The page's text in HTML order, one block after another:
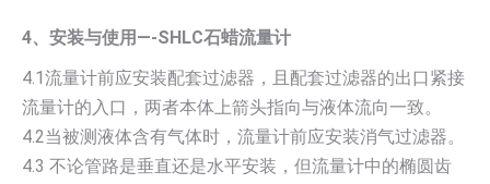
4、安装与使用—-SHLC石蜡流量计
4.1流量计前应安装配套过滤器，且配套过滤器的出口紧接
流量计的入口，两者本体上箭头指向与液体流向一致。
4.2当被测液体含有气体时，流量计前应安装消气过滤器。
4.3 不论管路是垂直还是水平安装，但流量计中的椭圆齿